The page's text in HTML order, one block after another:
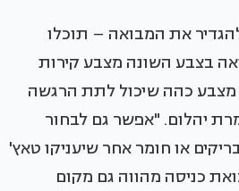
את המבואה – תוכלו
בצבע השונה מצבע קירות
מצבע כהה שיכול לתת הרגשה
יהלום. "אפשר גם לבחור
או חומר אחר שיעניקו טאץ'
כניסה מהווה גם מקום